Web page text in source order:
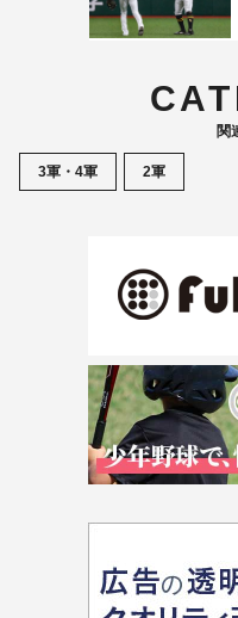
関
3軍・4軍 2軍